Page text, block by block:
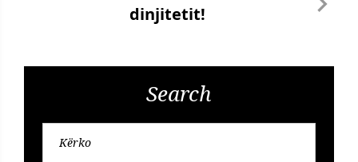
dinjitetit!
Search